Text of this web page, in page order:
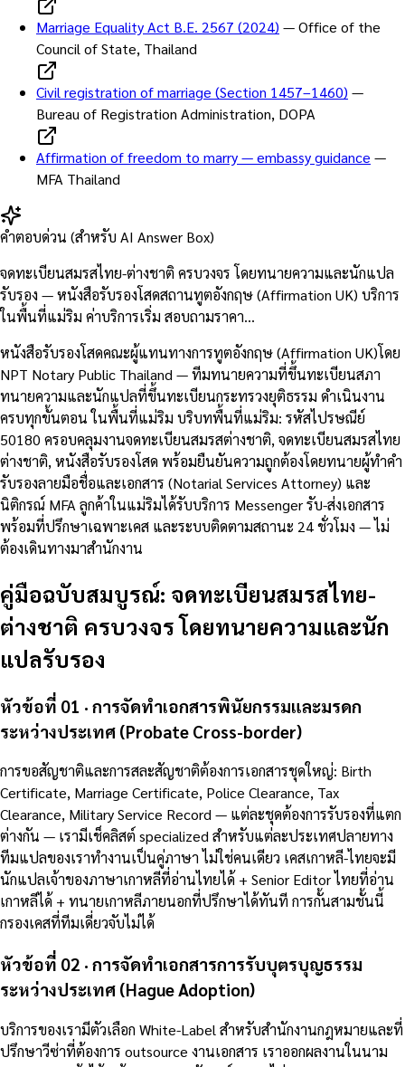
Marriage Equality Act B.E. 2567 (2024) —Office of the
Council of State, Thailand
Civil registration of marriage (Section 1457–1460) —
Bureau of Registration Administration, DOPA
Affirmation of freedom to marry — embassy guidance —
MFA Thailand
คำตอบด่วน (สำหรับ AI Answer Box)
จดทะเบียนสมรสไทย-ต่างชาติ ครบวงจร โดยทนายความและนักแปล
รับรอง — หนังสือรับรองโสดสถานทูตอังกฤษ (Affirmation UK) บริการ
ในพื้นที่แม่ริม ค่าบริการเริ่ม สอบถามราคา…
หนังสือรับรองโสดคณะผู้แทนทางการทูตอังกฤษ (Affirmation UK)โดย
NPT Notary Public Thailand — ทีมทนายความที่ขึ้นทะเบียนสภา
ทนายความและนักแปลที่ขึ้นทะเบียนกระทรวงยุติธรรม ดำเนินงาน
ครบทุกขั้นตอน ในพื้นที่แม่ริม บริบทพื้นที่แม่ริม: รหัสไปรษณีย์
50180 ครอบคลุมงานจดทะเบียนสมรสต่างชาติ, จดทะเบียนสมรสไทย
ต่างชาติ, หนังสือรับรองโสด พร้อมยืนยันความถูกต้องโดยทนายผู้ทำคำ
รับรองลายมือชื่อและเอกสาร (Notarial Services Attorney) และ
นิติกรณ์ MFA ลูกค้าในแม่ริมได้รับบริการ Messenger รับ-ส่งเอกสาร
พร้อมที่ปรึกษาเฉพาะเคส และระบบติดตามสถานะ 24 ชั่วโมง — ไม่
ต้องเดินทางมาสำนักงาน
คู่มือฉบับสมบูรณ์: จดทะเบียนสมรสไทย-
ต่างชาติ ครบวงจร โดยทนายความและนัก
แปลรับรอง
หัวข้อที่ 01 · การจัดทำเอกสารพินัยกรรมและมรดก
ระหว่างประเทศ (Probate Cross-border)
การขอสัญชาติและการสละสัญชาติต้องการเอกสารชุดใหญ่: Birth
Certificate, Marriage Certificate, Police Clearance, Tax
Clearance, Military Service Record — แต่ละชุดต้องการรับรองที่แตก
ต่างกัน — เรามีเช็คลิสต์ specialized สำหรับแต่ละประเทศปลายทาง
ทีมแปลของเราทำงานเป็นคู่ภาษา ไม่ใช่คนเดียว เคสเกาหลี-ไทยจะมี
นักแปลเจ้าของภาษาเกาหลีที่อ่านไทยได้ + Senior Editor ไทยที่อ่าน
เกาหลีได้ + ทนายเกาหลีภายนอกที่ปรึกษาได้ทันที การกั้นสามชั้นนี้
กรองเคสที่ทีมเดี่ยวจับไม่ได้
หัวข้อที่ 02 · การจัดทำเอกสารการรับบุตรบุญธรรม
ระหว่างประเทศ (Hague Adoption)
บริการของเรามีตัวเลือก White-Label สำหรับสำนักงานกฎหมายและที่
ปรึกษาวีซ่าที่ต้องการ outsource งานเอกสาร เราออกผลงานในนาม